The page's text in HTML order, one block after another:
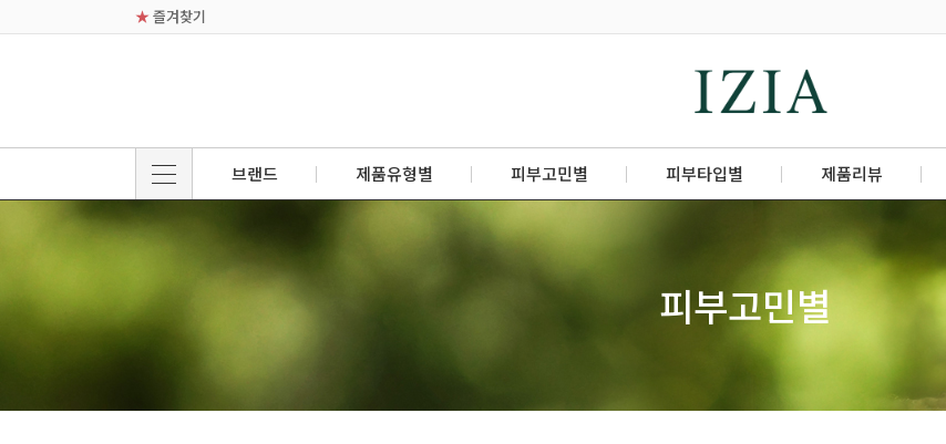
★ 즐겨찾기
브랜드 제품유형별 피부고민별 피부타입별 제품리뷰
피부고민별